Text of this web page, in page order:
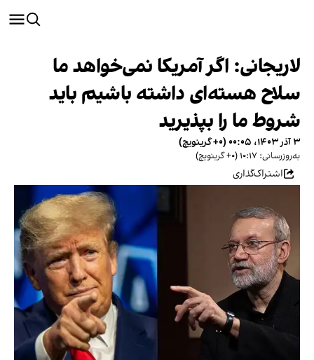
لاریجانی: اگر آمریکا نمی‌خواهد ما
سلاح هسته‌ای داشته باشیم باید
شروط ما را بپذیرید
۳ آذر ۱۴۰۳، ۰۰:۰۵ (‎+۰ گرینویچ)
به‌روزرسانی: ۱۰:۱۷ (‎+۰ گرینویچ)
اشتراک‌گذاری